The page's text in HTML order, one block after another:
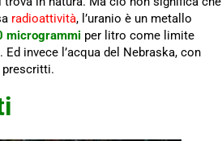
radioattività, l’uranio è un metallo
microgrammi per litro come limite
invece l’acqua del Nebraska, con
prescritti.